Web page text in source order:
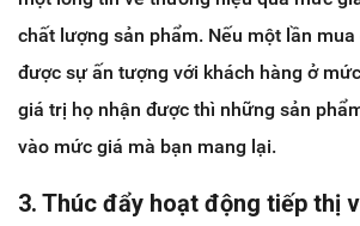
chất lượng sản phẩm. Nếu một lần
được sự ấn tượng với khách hàng ở
giá trị họ nhận được thì những sản
vào mức giá mà bạn mang lại.
3. Thúc đẩy hoạt động tiếp thị